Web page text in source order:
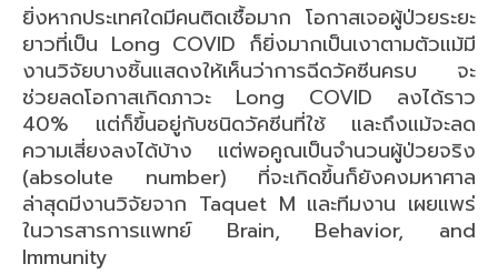
ยิ่งหากประเทศใดมีคนติดเชื้อมาก โอกาสเจอผู้ป่วยระยะ
ยาวที่เป็น Long COVID ก็ยิ่งมากเป็นเงาตามตัวแม้มี
งานวิจัยบางชิ้นแสดงให้เห็นว่าการฉีดวัคซีนครบ จะ
ช่วยลดโอกาสเกิดภาวะ Long COVID ลงได้ราว
40% แต่ก็ขึ้นอยู่กับชนิดวัคซีนที่ใช้ และถึงแม้จะลด
ความเสี่ยงลงได้บ้าง แต่พอคูณเป็นจำนวนผู้ป่วยจริง
(absolute number) ที่จะเกิดขึ้นก็ยังคงมหาศาล
ล่าสุดมีงานวิจัยจาก Taquet M และทีมงาน เผยแพร่
ในวารสารการแพทย์ Brain, Behavior, and
Immunity